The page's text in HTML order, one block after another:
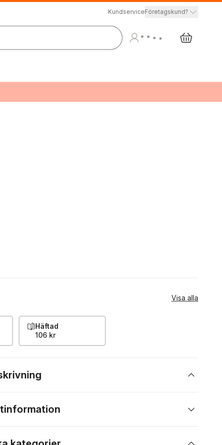
KundserviceFöretagskund?
Visa alla
Häftad
106 kr